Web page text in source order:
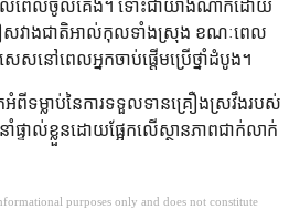
ល់ពេលចូលគេង។ ទោះជាយ៉ាងណាក៏ដោយ
ៀសវាងជាតិអាល់កុលទាំងស្រុង ខណៈពេល
សនៅពេលអ្នកចាប់ផ្តើមប្រើថ្នាំដំបូង។
អំពីទម្លាប់នៃការទទួលទានគ្រឿងស្រវឹងរបស់
ាំផ្ទាល់ខ្លួនដោយផ្អែកលើស្ថានភាពជាក់លាក់
purposes only and does not constitute